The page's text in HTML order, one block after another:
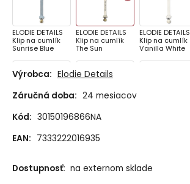
ELODIE DETAILS
Klip na cumlík
Sunrise Blue
ELODIE DETAILS
Klip na cumlík
The Sun
ELODIE DETAILS
Klip na cumlík
Vanilla White
Klip na cumlík
drevený Billy the
Klip na cumlík
drevený Hazy
ELODIE DETAILS x
Výrobca: Elodie Details
Záručná doba: 24 mesiacov
Kód: 30150196866NA
EAN: 7333222016935
Dostupnosť: na externom sklade